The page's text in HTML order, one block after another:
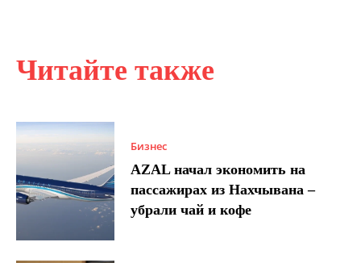
Читайте также
Бизнес
AZAL начал экономить на
пассажирах из Нахчывана –
убрали чай и кофе